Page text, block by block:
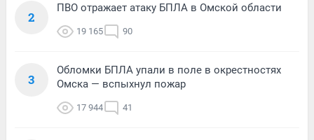
2
ПВО отражает атаку БПЛА в Омской области
19 165 90
3
Обломки БПЛА упали в поле в окрестностях
Омска — вспыхнул пожар
17 944 41